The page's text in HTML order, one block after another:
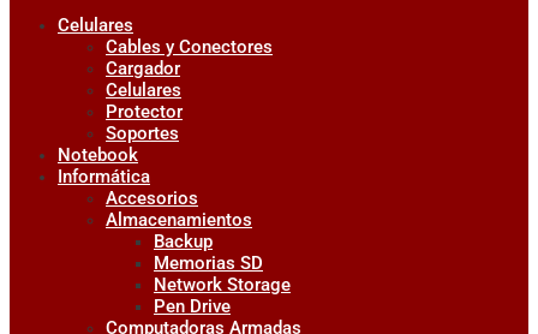
Celulares
Cables y Conectores
Cargador
Celulares
Protector
Soportes
Notebook
Informática
Accesorios
Almacenamientos
Backup
Memorias SD
Network Storage
Pen Drive
Computadoras Armadas